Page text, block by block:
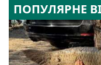
ПОПУЛЯРНЕ